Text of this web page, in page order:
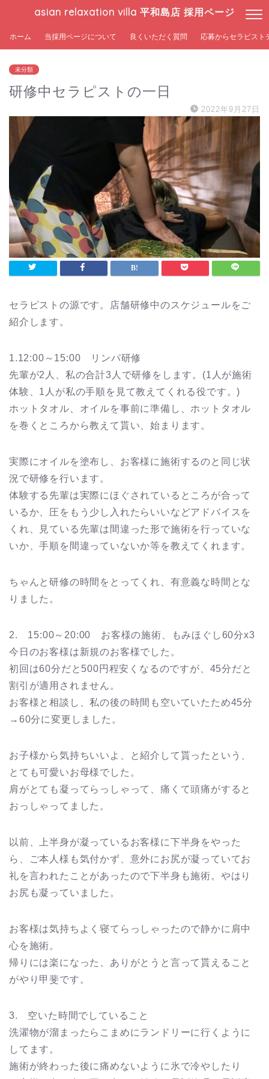
asian relaxation villa 平和島店 採用ページ
ホーム 当採用ページについて 良くいただく質問 応募からセラピスト
未分類
研修中セラピストの一日
2022年9月27日
セラピストの源です。店舗研修中のスケジュールをご
紹介します。
1.12:00～15:00 リンパ研修
先輩が2人、私の合計3人で研修をします。(1人が施術
体験、1人が私の手順を見て教えてくれる役です。)
ホットタオル、オイルを事前に準備し、ホットタオル
を巻くところから教えて貰い、始まります。
実際にオイルを塗布し、お客様に施術するのと同じ状
況で研修を行います。
体験する先輩は実際にほぐされているところが合って
いるか、圧をもう少し入れたらいいなどアドバイスを
くれ、見ている先輩は間違った形で施術を行っていな
いか、手順を間違っていないか等を教えてくれます。
ちゃんと研修の時間をとってくれ、有意義な時間とな
りました。
2. 15:00～20:00 お客様の施術、もみほぐし60分x3
今日のお客様は新規のお客様でした。
初回は60分だと500円程安くなるのですが、45分だと
割引が適用されません。
お客様と相談し、私の後の時間も空いていたため45分
→60分に変更しました。
お子様から気持ちいいよ、と紹介して貰ったという、
とても可愛いお母様でした。
肩がとても凝ってらっしゃって、痛くて頭痛がすると
おっしゃってました。
以前、上半身が凝っているお客様に下半身をやった
ら、ご本人様も気付かず、意外にお尻が凝っていてお
礼を言われたことがあったので下半身も施術。やはり
お尻も凝っていました。
お客様は気持ちよく寝てらっしゃったので静かに肩中
心を施術。
帰りには楽になった、ありがとうと言って貰えること
がやり甲斐です。
3. 空いた時間でしていること
洗濯物が溜まったらこまめにランドリーに行くように
してます。
施術が終わった後に痛めないように氷で冷やしたり